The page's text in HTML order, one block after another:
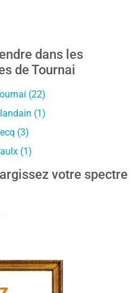
dans les
de Tournai
(22)
(1)
(3)
(1)
votre spectre